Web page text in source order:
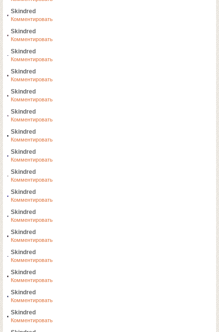
Skindred
Комментировать
Skindred
Комментировать
Skindred
Комментировать
Skindred
Комментировать
Skindred
Комментировать
Skindred
Комментировать
Skindred
Комментировать
Skindred
Комментировать
Skindred
Комментировать
Skindred
Комментировать
Skindred
Комментировать
Skindred
Комментировать
Skindred
Комментировать
Skindred
Комментировать
Skindred
Комментировать
Skindred
Комментировать